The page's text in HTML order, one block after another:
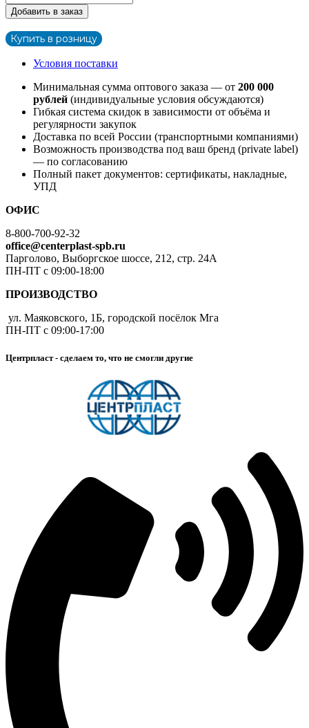
Добавить в заказ
Купить в розницу
Условия поставки
Минимальная сумма оптового заказа — от 200 000
рублей (индивидуальные условия обсуждаются)
Гибкая система скидок в зависимости от объёма и
регулярности закупок
Доставка по всей России (транспортными компаниями)
Возможность производства под ваш бренд (private label)
— по согласованию
Полный пакет документов: сертификаты, накладные,
УПД
ОФИС
8-800-700-92-32
office@centerplast-spb.ru
Парголово, Выборгское шоссе, 212, стр. 24А
ПН-ПТ с 09:00-18:00
ПРОИЗВОДСТВО
ул. Маяковского, 1Б, городской посёлок Мга
ПН-ПТ с 09:00-17:00
Центрпласт - сделаем то, что не смогли другие